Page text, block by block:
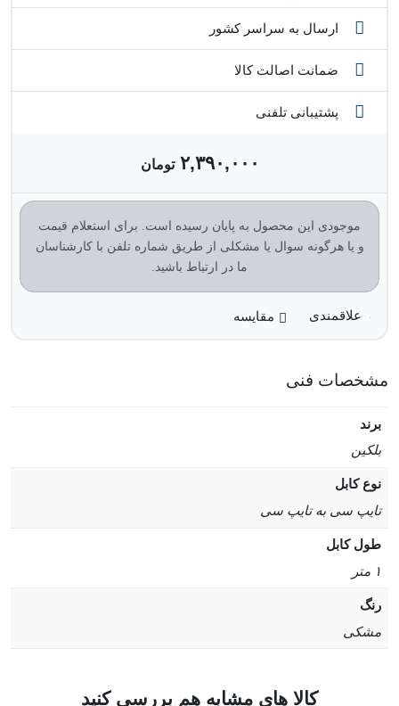
ارسال به سراسر کشور
ضمانت اصالت کالا
پشتیبانی تلفنی
۲,۳۹۰,۰۰۰ تومان
موجودی این محصول به پایان رسیده است. برای استعلام قیمت
و یا هرگونه سوال یا مشکلی از طریق شماره تلفن با کارشناسان
ما در ارتباط باشید.
مقایسه
مشخصات فنی
برند
بلکین
نوع کابل
تایپ سی به تایپ سی
طول کابل
۱ متر
رنگ
مشکی
کالا های مشابه هم بررسی کنید